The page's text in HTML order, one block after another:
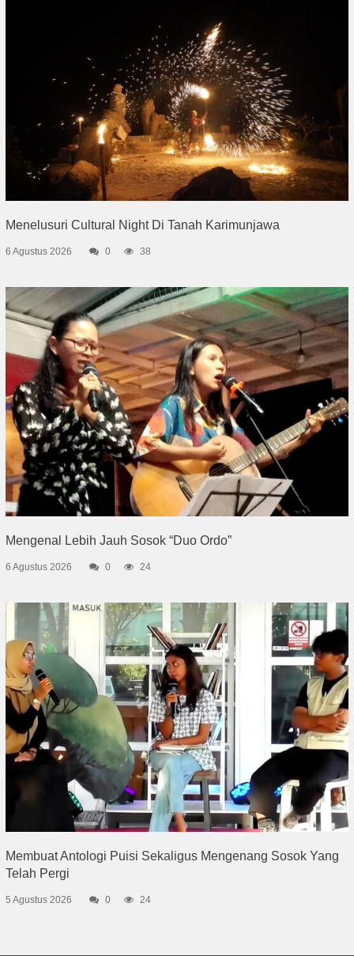
Menelusuri Cultural Night Di Tanah Karimunjawa
6 Agustus 2026 0 38
Mengenal Lebih Jauh Sosok “Duo Ordo”
6 Agustus 2026 0 24
Membuat Antologi Puisi Sekaligus Mengenang Sosok Yang
Telah Pergi
5 Agustus 2026 0 24